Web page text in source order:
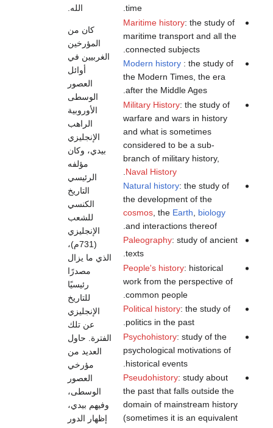
time.
Maritime history: the study of
maritime transport and all the
connected subjects.
Modern history : the study of
the Modern Times, the era
after the Middle Ages.
Military History: the study of
warfare and wars in history
and what is sometimes
considered to be a sub-
branch of military history,
Naval History
Natural history: the study of
the development of the
cosmos , the Earth
biology
and interactions thereof.
Paleography: study of ancient
texts.
People's history: historical
work from the perspective of
common people.
Political history: the study of
politics in the past.
Psychohistory: study of the
psychological motivations of
historical events.
Pseudohistory: study about
the past that falls outside the
domain of mainstream history
(sometimes it is an equivalent
الله.
كان من
المؤرخين
الغربيين في
أوائل
العصور
الوسطى
الأوروبية
الراهب
الإنجليزي
بيدي، وكان
مؤلفه
الرئيسي
التاريخ
الكنسي
للشعب
الإنجليزي
(731م)،
الذي ما يزال
مصدرًا
رئيسيًا
للتاريخ
الإنجليزي
عن تلك
الفترة. حاول
العديد من
مؤرخي
العصور
الوسطى،
وفيهم بيدي،
إظهار الدور